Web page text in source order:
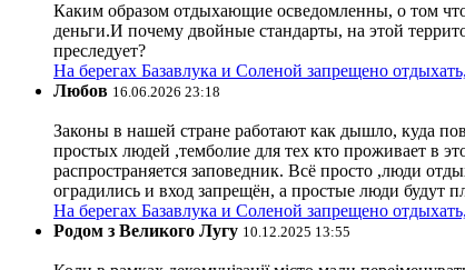
Каким образом отдыхающие осведомленны, о том что
деньги.И почему двойные стандарты, на этой
преследует?
На берегах Базавлука и Соленой запрещено
Любов 16.06.2026 23:18
Законы в нашей стране работают как дышло, куда
простых людей ,темболие для тех кто проживает в
распространяется заповедник. Всё просто ,люди
оградились и вход запрещён, а простые люди будут
На берегах Базавлука и Соленой запрещено
Родом з Великого Лугу 10.12.2025 13:55